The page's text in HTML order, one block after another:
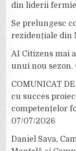
din liderii
Se prelungesc
rezidențiale din
AI Citizens mai
unui nou sezon.
COMUNICAT
cu succes
competențelor
07/07/2026
Daniel Sava,